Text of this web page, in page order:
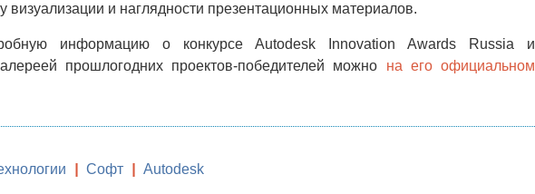
визуализации и наглядности презентационных материалов.
информацию о конкурсе Autodesk Innovation Awards Russia и
прошлогодних проектов-победителей можно на его официальном
Софт Autodesk